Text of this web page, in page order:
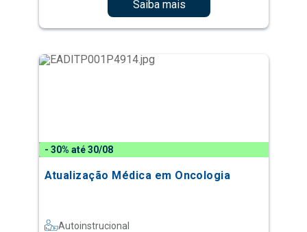
Saiba mais
- 30% até 30/08
Atualização Médica em Oncologia
Autoinstrucional